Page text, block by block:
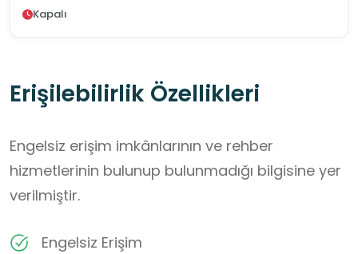
Kapalı
Erişilebilirlik Özellikleri
Engelsiz erişim imkânlarının ve rehber
hizmetlerinin bulunup bulunmadığı bilgisine yer
verilmiştir.
Engelsiz Erişim